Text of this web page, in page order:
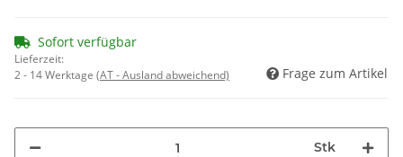
Sofort verfügbar
Lieferzeit:
2 - 14 Werktage (AT - Ausland abweichend) Frage zum Artikel
Stk